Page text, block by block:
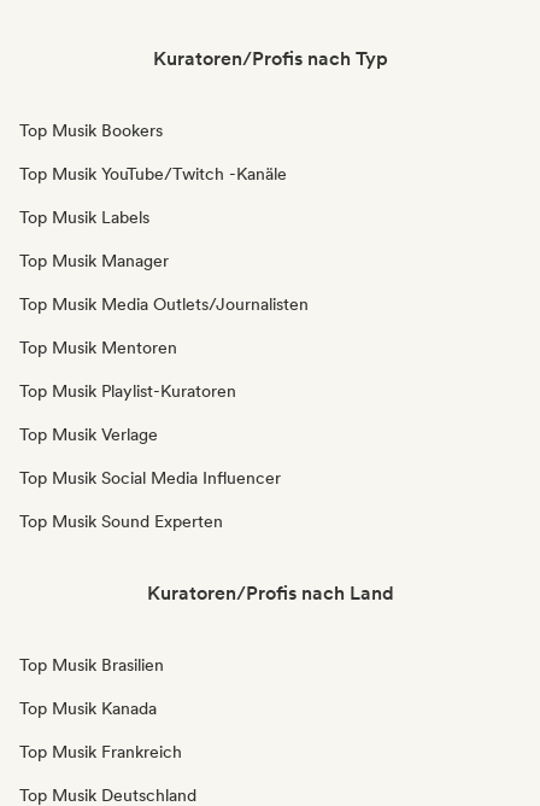
Kuratoren/Profis nach Typ
Top Musik Bookers
Top Musik YouTube/Twitch -Kanäle
Top Musik Labels
Top Musik Manager
Top Musik Media Outlets/Journalisten
Top Musik Mentoren
Top Musik Playlist-Kuratoren
Top Musik Verlage
Top Musik Social Media Influencer
Top Musik Sound Experten
Kuratoren/Profis nach Land
Top Musik Brasilien
Top Musik Kanada
Top Musik Frankreich
Top Musik Deutschland